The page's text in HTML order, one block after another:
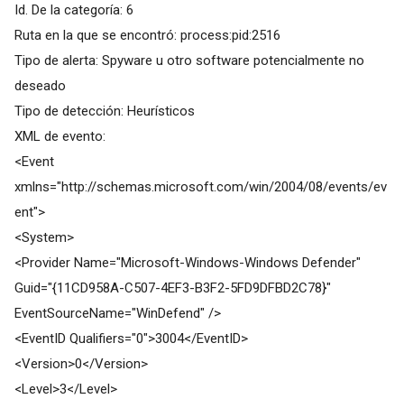
Id. De la categoría: 6
Ruta en la que se encontró: process:pid:2516
Tipo de alerta: Spyware u otro software potencialmente no
deseado
Tipo de detección: Heurísticos
XML de evento:
<Event
xmlns="http://schemas.microsoft.com/win/2004/08/events/ev
ent">
<System>
<Provider Name="Microsoft-Windows-Windows Defender"
Guid="{11CD958A-C507-4EF3-B3F2-5FD9DFBD2C78}"
EventSourceName="WinDefend" />
<EventID Qualifiers="0">3004</EventID>
<Version>0</Version>
<Level>3</Level>